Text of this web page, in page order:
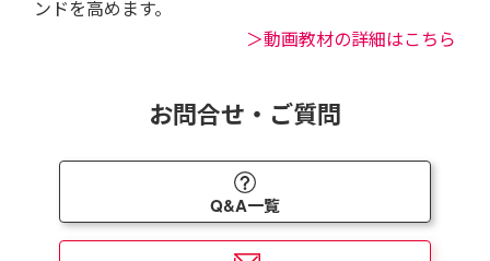
ンドを高めます。
＞動画教材の詳細はこちら
お問合せ・ご質問
Q&A一覧